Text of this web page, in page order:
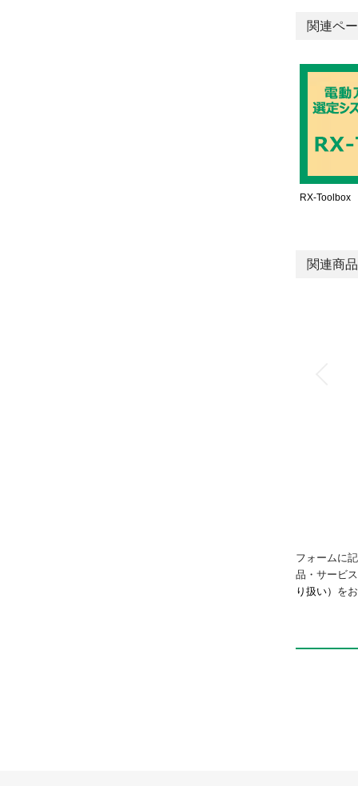
関連ペ
RX-Toolbox
関連商品
フォームに
品・サービ
り扱い） を